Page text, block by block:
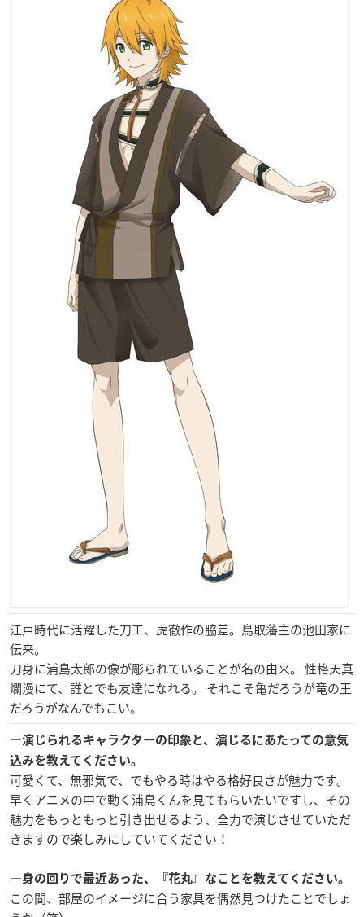
江戸時代に活躍した刀工、虎徹作の脇差。鳥取藩主の池田家に
伝来。
刀身に浦島太郎の像が彫られていることが名の由来。 性格天真
爛漫にて、誰とでも友達になれる。 それこそ亀だろうが竜の王
だろうがなんでもこい。
―演じられるキャラクターの印象と、演じるにあたっての意気
込みを教えてください。
可愛くて、無邪気で、でもやる時はやる格好良さが魅力です。
早くアニメの中で動く浦島くんを見てもらいたいですし、その
魅力をもっともっと引き出せるよう、 全力で演じさせていただ
きますので楽しみにしていてください！
―身の回りで最近あった、『花丸』なことを教えてください。
この間、部屋のイメージに合う家具を偶然見つけたことでしょ